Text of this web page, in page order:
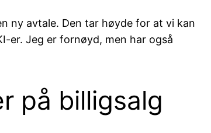
ny avtale. Den tar høyde for at vi kan
er. Jeg er fornøyd, men har også
på billigsalg